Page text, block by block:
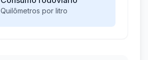
Quilômetros por litro